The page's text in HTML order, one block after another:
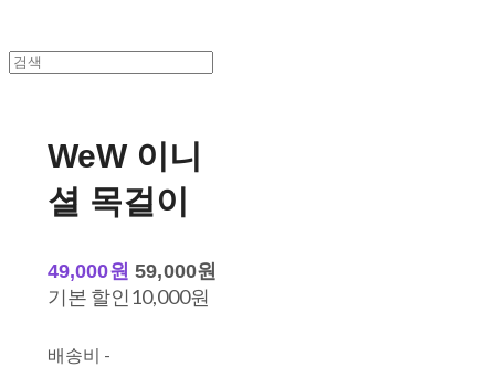
WeW 이니
셜 목걸이
49,000원 59,000원
기본 할인10,000원
배송비 -